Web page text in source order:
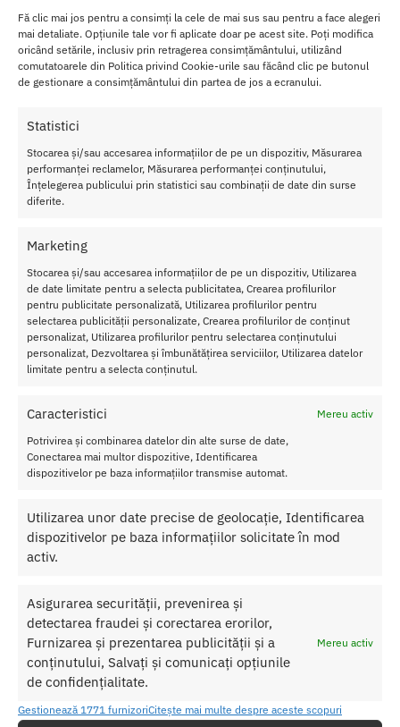
Fă clic mai jos pentru a consimți la cele de mai sus sau pentru a face alegeri
mai detaliate. Opțiunile tale vor fi aplicate doar pe acest site. Poți modifica
oricând setările, inclusiv prin retragerea consimțământului, utilizând
comutatoarele din Politica privind Cookie-urile sau făcând clic pe butonul
de gestionare a consimțământului din partea de jos a ecranului.
Statistici
Stocarea și/sau accesarea informațiilor de pe un dispozitiv, Măsurarea
performanței reclamelor, Măsurarea performanței conținutului,
Înțelegerea publicului prin statistici sau combinații de date din surse
diferite.
Marketing
Stocarea și/sau accesarea informațiilor de pe un dispozitiv, Utilizarea
de date limitate pentru a selecta publicitatea, Crearea profilurilor
pentru publicitate personalizată, Utilizarea profilurilor pentru
selectarea publicității personalizate, Crearea profilurilor de conținut
personalizat, Utilizarea profilurilor pentru selectarea conținutului
personalizat, Dezvoltarea și îmbunătățirea serviciilor, Utilizarea datelor
limitate pentru a selecta conținutul.
Caracteristici
Mereu activ
Potrivirea și combinarea datelor din alte surse de date,
Conectarea mai multor dispozitive, Identificarea
dispozitivelor pe baza informațiilor transmise automat.
Utilizarea unor date precise de geolocație, Identificarea
dispozitivelor pe baza informațiilor solicitate în mod
activ.
Asigurarea securității, prevenirea și
detectarea fraudei și corectarea erorilor,
Furnizarea și prezentarea publicității și a
conținutului, Salvați și comunicați opțiunile
de confidențialitate.
Mereu activ
Gestionează 1771 furnizoriCitește mai multe despre aceste scopuri
cele mai intense experiente din viata ta.
Exploreaza-ti partea obraznica, bucura-te de jocuri deosebite cu
ajutorul acestor catuse de la Ns Toys.
Alegerea perfecta pentru cuplurile care au fantezii comune si
doresc sa le indeplineasca impreuna.
Specificat
Sinful Soft
Bar
Diamet
ru–
5.3cm
Culoar
ea–
Materi
–
vinil,
neopre
Produse similare